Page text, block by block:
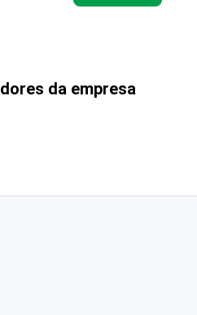
da empresa